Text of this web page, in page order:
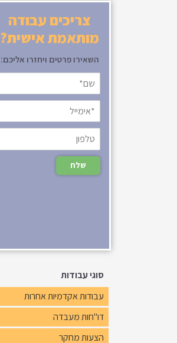
צריכים עבודה
מותאמת אישית?
השאירו פרטים ויחזרו אליכם:
סוגי עבודות
עבודות אקדמיות אחרות
דו"חות מעבדה
הצעות מחקר